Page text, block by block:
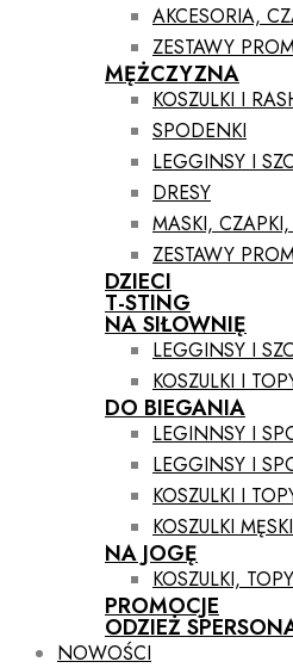
AKCESORIA,
ZESTAWY
MĘŻCZYZNA
KOSZULKI I
SPODENKI
LEGGINSY I
DRESY
MASKI,
ZESTAWY
DZIECI
T-STING
NA SIŁOWNIĘ
LEGGINSY I
KOSZULKI I
DO BIEGANIA
LEGINNSY I
LEGGINSY I
KOSZULKI I
KOSZULKI
NA JOGĘ
KOSZULKI,
PROMOCJE
ODZIEŻ
NOWOŚCI